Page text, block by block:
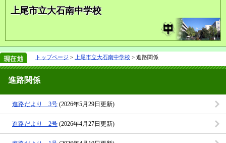
上尾市立大石南中学校
トップページ > 上尾市立大石南中学校 > 進路関係
進路関係
進路だより 3号 (2026年5月29日更新)
進路だより 2号 (2026年4月27日更新)